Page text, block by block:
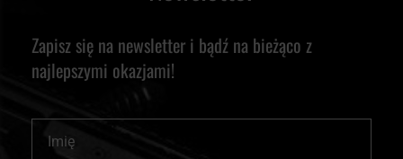
Zapisz się na newsletter i bądź na bieżąco z
najlepszymi okazjami!